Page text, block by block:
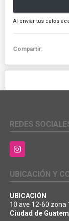
Al enviar tus datos
Compartir:
REDES
Instagram
UBICACIÓN Y
UBICACIÓN
10 ave 12-60 zona
Ciudad de